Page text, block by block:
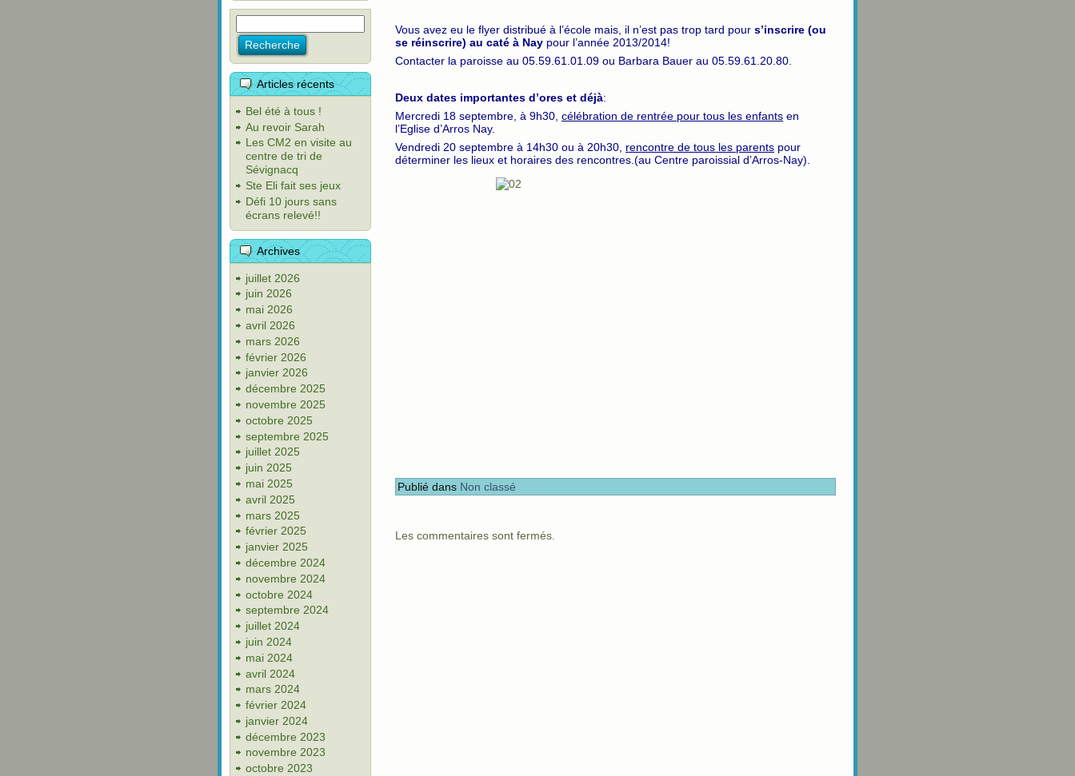
Articles récents
Bel été à tous !
Au revoir Sarah
Les CM2 en visite au
centre de tri de
Sévignacq
Ste Eli fait ses jeux
Défi 10 jours sans
écrans relevé!!
Archives
juillet 2026
juin 2026
mai 2026
avril 2026
mars 2026
février 2026
janvier 2026
décembre 2025
novembre 2025
octobre 2025
septembre 2025
juillet 2025
juin 2025
mai 2025
avril 2025
mars 2025
février 2025
janvier 2025
décembre 2024
novembre 2024
octobre 2024
septembre 2024
juillet 2024
juin 2024
mai 2024
avril 2024
mars 2024
février 2024
janvier 2024
décembre 2023
novembre 2023
octobre 2023
Vous avez eu le flyer distribué à l’école mais, il n’est pas trop tard pour s’inscrire (ou
se réinscrire) au caté à Nay pour l’année 2013/2014!
Contacter la paroisse au 05.59.61.01.09 ou Barbara Bauer au 05.59.61.20.80.
Deux dates importantes d’ores et déjà:
Mercredi 18 septembre, à 9h30, célébration de rentrée pour tous les enfants en
l’Eglise d’Arros Nay.
Vendredi 20 septembre à 14h30 ou à 20h30, rencontre de tous les parents pour
déterminer les lieux et horaires des rencontres.(au Centre paroissial d’Arros-Nay).
Publié dans Non classé
Les commentaires sont fermés.